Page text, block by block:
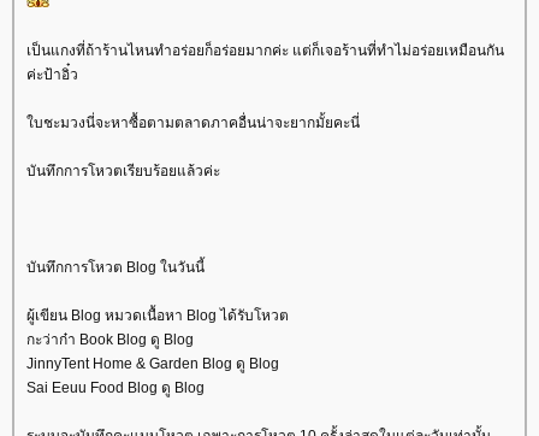
เป็นแกงที่ถ้าร้านไหนทำอร่อยก็อร่อยมากค่ะ แต่ก็เจอร้านที่ทำไม่อร่อยเหมือนกัน
ค่ะป้าอิ๋ว
บชะมวงนี่จะหาซื้อตามตลาดภาคอื่นน่าจะยากมั้ยคะนี่
บันทึกการโหวตเรียบร้อยแล้วค่ะ
บันทึกการโหวต Blog ในวันนี้
ผู้เขียน Blog หมวดเนื้อหา Blog ได้รับโหวต
กะว่าก๋า Book Blog ดู Blog
JinnyTent Home & Garden Blog ดู Blog
Sai Eeuu Food Blog ดู Blog